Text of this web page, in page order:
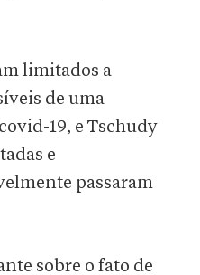
limitados a
de uma
19, e Tschudy
e
passaram
sobre o fato de